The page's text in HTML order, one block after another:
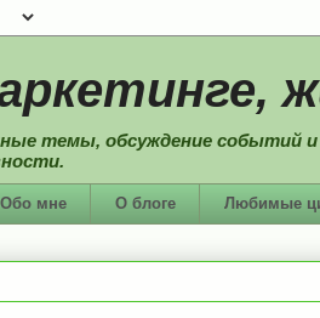
темы, обсуждение событий
Обо мне О блоге Любимые